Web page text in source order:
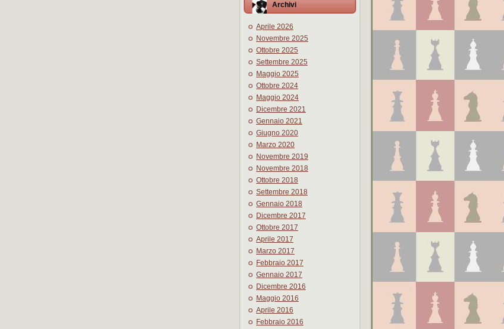
Archivi
Aprile 2026
Novembre 2025
Ottobre 2025
Settembre 2025
Maggio 2025
Ottobre 2024
Maggio 2024
Dicembre 2021
Gennaio 2021
Giugno 2020
Marzo 2020
Novembre 2019
Novembre 2018
Ottobre 2018
Settembre 2018
Gennaio 2018
Dicembre 2017
Ottobre 2017
Aprile 2017
Marzo 2017
Febbraio 2017
Gennaio 2017
Dicembre 2016
Maggio 2016
Aprile 2016
Febbraio 2016